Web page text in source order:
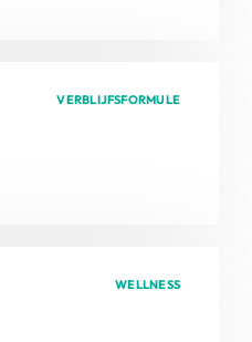
VERBLIJFSFORMULE
WELLNESS